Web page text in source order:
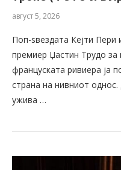
август 5, 2026
Поп-ѕвездата Кејти Пери
премиер Џастин Трудо
француската ривиера ја
страна на нивниот
ужива …